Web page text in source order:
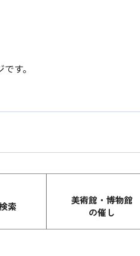
す。
索
美術館・博物館
の催し